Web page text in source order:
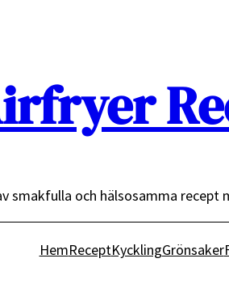
smakfulla och hälsosamma
HemReceptKycklingGrönsaker